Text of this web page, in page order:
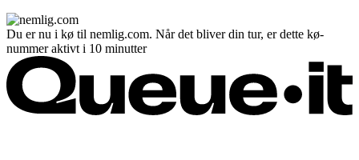
Du er nu i kø til nemlig.com. Når det bliver din tur, er dette kø-
nummer aktivt i 10 minutter